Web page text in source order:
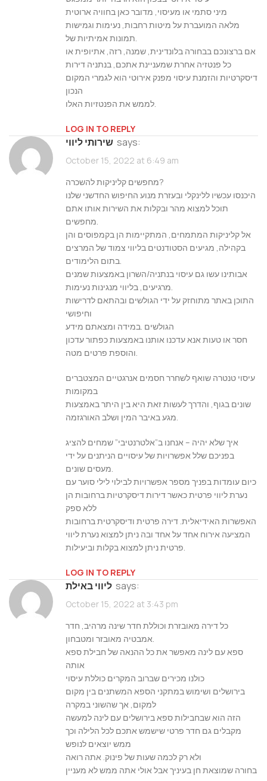
מיני סתמי או מעיסוי, מדובר כאן בחוויה ארוטית
מלאה המועברת על מיטות רחבות, נעימות וגמישות
תמונות אמיתיות של.
אם ברצונכם בבחורה בלונדינית, שמנה, רזה, אתיופית או
כל פנטזיה אחרת שמעניינת אתכם, בנתניה דירות
דיסקרטיות והזמנת עיסוי מפנק אירוטי הוא לגמרי המקום
הנכון
לממש את הפנטזיות האלו.
LOG IN TO REPLY
שירותי ליווי says:
October 15, 2022 at 6:49 am
מחפשים קליניקות להשכרה?
היכנסו עכשיו ללינקלי ובעזרת מנוע החיפוש החדשני שלנו
תוכל למצוא מהר ובקלות את השירות אותו אתם
מחפשים.
אל קליניקות המתמחים, המתקיימות הן בקמפוסים והן
בקהילה, מגיעים הסטודנטים בליווי צמוד של המרצים
בתום הלימודים.
אבותינו עשו גם עיסוי בנתניה/השרון באמצעות שמנים
מרגיעים, בליווי מנגינות נעימות.
התוכן באתר מתוחזק על ידי הגולשים ובהתאם לדרישות
וחיפושי
הגולשים .במידה ומצאתם מידע
חסר או טעות אנא עדכנו אותנו באמצעות כפתור עדכון
והוספת פרטים מטה.
עיסוי טנטרה שואף לשחרר חסמים אנרגטיים המצטברים
במקומות
שונים בגוף, והדרך לעשות זאת היא בין היתר באמצעות
מגע באיבר המין ושלב האורגזמה.
איך שלא יהיה – אנחנו ב”אלטרנטיבי” שמחים להציג
בפניכם שלל אפשרויות של עיסויים הניתנים על ידי
מעסים שונים.
כיום עומדות בפניך מספר אפשרויות לבילוי לילי סוער עם
נערת ליווי פרטית כאשר דירות דיסקרטיות ברחובות הן
ללא ספק
האפשרות האידיאלית. דירה פרטית ודיסקרטית ברחובות
המציעה אירוח אחד על אחד ובה ניתן למצוא נערת ליווי
פרטית ניתן למצוא בקלות וביעילות.
LOG IN TO REPLY
ליווי באילת says:
October 15, 2022 at 3:43 pm
כל דירה מאובזרת וכוללת חדר שינה מרהיב, חדר
אמבטיה מאובזר ומטבחון.
ספא עם לינה מאפשר את כל ההנאה של חבילת ספא
אותה
כולנו מכירים שברוב המקרים כוללת עיסוי
בירושלים ושימוש במתקני הספא המשתנים בין מקום
למקום, אך שהשוני במקרה
הזה הוא שבחבילות ספא בירושלים עם לינה למעשה
מקבלים גם חדר פרטי שישמש אתכם לכל הלילה וכך
ממש יוצאים לנופש
ולא רק לכמה שעות של פינוק. אתה רואה
בחורה שמוצאת חן בעיניך אבל אולי אתה ממש לא מעניין